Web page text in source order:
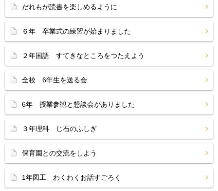
だれもが読書を楽しめるように
６年 卒業式の練習が始まりました
２年国語 すてきなところをつたえよう
全校 6年生を送る会
6年 授業参観と懇談会がありました
３年理科 じ石のふしぎ
保育園との交流をしよう
1年図工 わくわくお話すごろく